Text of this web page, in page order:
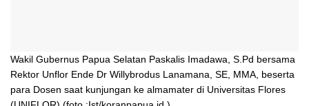
Wakil Gubernus Papua Selatan Paskalis Imadawa, S.Pd bersama
Rektor Unflor Ende Dr Willybrodus Lanamana, SE, MMA, beserta
para Dosen saat kunjungan ke almamater di Universitas Flores